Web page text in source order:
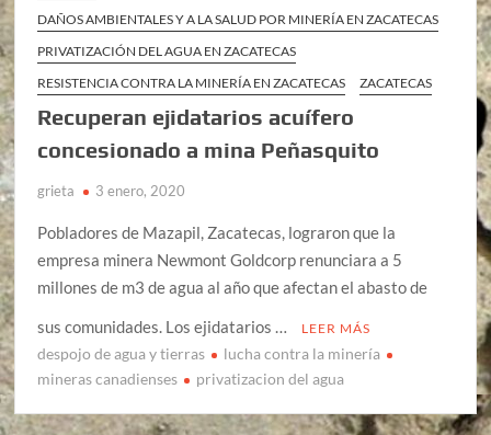
DAÑOS AMBIENTALES Y A LA SALUD POR MINERÍA EN ZACATECAS
PRIVATIZACIÓN DEL AGUA EN ZACATECAS
RESISTENCIA CONTRA LA MINERÍA EN ZACATECAS
ZACATECAS
Recuperan ejidatarios acuífero
concesionado a mina Peñasquito
grieta 3 enero, 2020
Pobladores de Mazapil, Zacatecas, lograron que la
empresa minera Newmont Goldcorp renunciara a 5
millones de m3 de agua al año que afectan el abasto de
sus comunidades. Los ejidatarios …
LEER MÁS
despojo de agua y tierras
lucha contra la minería
mineras canadienses
privatizacion del agua